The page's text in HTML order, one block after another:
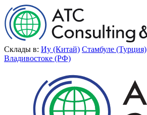
Склады в: Иу (Китай) Стамбуле (Турция)
Владивостоке (РФ)